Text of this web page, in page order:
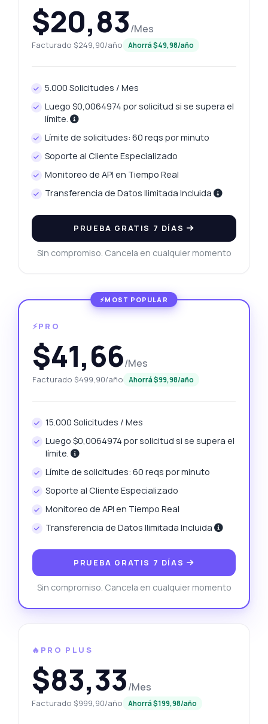
$20,83/Mes
Facturado $249,90/año Ahorrá $49,98/año
5.000 Solicitudes / Mes
Luego $0,0064974 por solicitud si se supera el
límite.
Límite de solicitudes: 60 reqs por minuto
Soporte al Cliente Especializado
Monitoreo de API en Tiempo Real
Transferencia de Datos Ilimitada Incluida
PRUEBA GRATIS 7 DÍAS
Sin compromiso. Cancela en cualquier momento
⚡PRO
$41,66/Mes
Facturado $499,90/año Ahorrá $99,98/año
15.000 Solicitudes / Mes
Luego $0,0064974 por solicitud si se supera el
límite.
Límite de solicitudes: 60 reqs por minuto
Soporte al Cliente Especializado
Monitoreo de API en Tiempo Real
Transferencia de Datos Ilimitada Incluida
PRUEBA GRATIS 7 DÍAS
Sin compromiso. Cancela en cualquier momento
🔥PRO PLUS
$83,33/Mes
Facturado $999,90/año Ahorrá $199,98/año